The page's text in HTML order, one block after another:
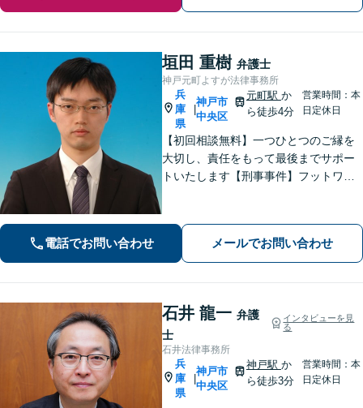
垣田 重樹 弁護士
神戸元町よすが法律事務所
兵
庫
県
神戸市
中央区
元町駅 か
ら徒歩4分
営業時間：本
日定休日
【初回相談無料】一つひとつのご縁を
大切し、責任をもって最後までサポー
トいたします【刑事事件】フットワー
題】経済面やお子さまの将来を見据
え、納得できる解決策を提案【元町駅4
分】
電話でお問い合わせ メールでお問い合わせ
石井 龍一 弁護
士
インタビューを見
る
石井法律事務所
兵
庫
県
神戸市
中央区
神戸駅 か
ら徒歩3分
営業時間：本
日定休日